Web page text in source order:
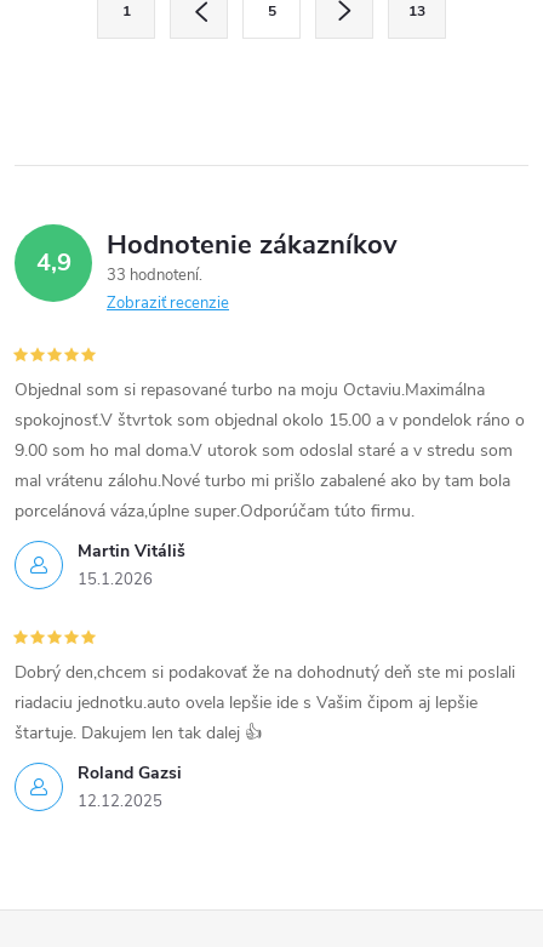
i
e
r
v
k
y
v
ý
p
i
s
u
k
v
a
n
e
1 5 13
4,9 Hodnotenie zákazníkov
33 hodnotení
Zobraziť recenzie
Martin Vitáliš
15.1.2026
Objednal som si repasované turbo na moju Octaviu.Maximálna
spokojnosť.V štvrtok som objednal okolo 15.00 a v pondelok ráno o
9.00 som ho mal doma.V utorok som odoslal staré a v stredu som
mal vrátenu zálohu.Nové turbo mi prišlo zabalené ako by tam bola
porcelánová váza,úplne super.Odporúčam túto firmu.
Roland Gazsi
12.12.2025
Dobrý den,chcem si podakovať že na dohodnutý deň ste mi poslali
riadaciu jednotku.auto ovela lepšie ide s Vašim čipom aj lepšie
štartuje. Dakujem len tak dalej 👍